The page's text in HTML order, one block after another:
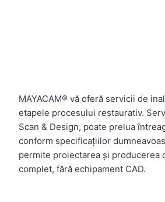
MAYACAM® vă oferă servicii de
etapele procesului restaurativ.
Scan & Design, poate prelua
conform specificațiilor
permite proiectarea și producerea
complet, fără echipament CAD.